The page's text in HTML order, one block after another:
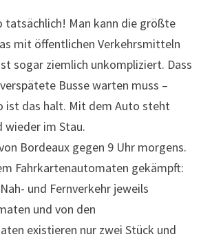
tatsächlich! Man kann die größte
mit öffentlichen Verkehrsmitteln
sogar ziemlich unkompliziert. Dass
Busse warten muss –
ist das halt. Mit dem Auto steht
wieder im Stau.
Bordeaux gegen 9 Uhr morgens.
Fahrkartenautomaten gekämpft:
und Fernverkehr jeweils
und von den
existieren nur zwei Stück und